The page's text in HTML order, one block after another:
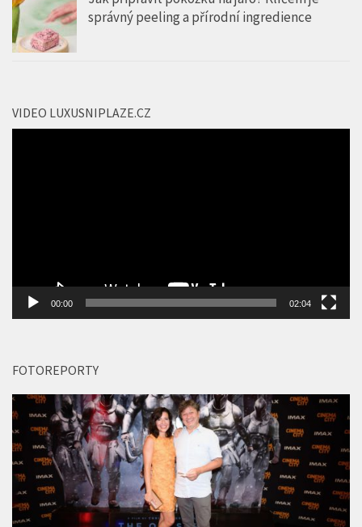
správný peeling a přírodní ingredience
VIDEO LUXUSNIPLAZE.CZ
00:00 02:04
FOTOREPORTY